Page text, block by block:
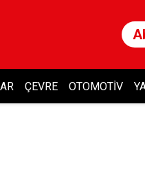
ÇEVRE OTOMOTIV